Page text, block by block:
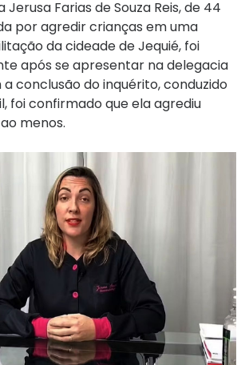
Jerusa Farias de Souza Reis, de 44
por agredir crianças em uma
da cideade de Jequié, foi
após se apresentar na delegacia
conclusão do inquérito, conduzido
foi confirmado que ela agrediu
menos.